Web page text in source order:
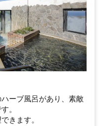
ーブ風呂があり、素敵
。
きます。